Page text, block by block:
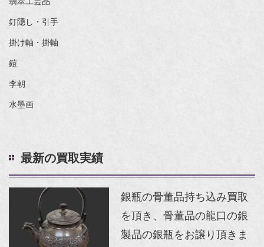
釘隠し・引手
掛け軸・掛軸
鎧
李朝
水墨画
最新の買取実績
銀瓶の骨董品持ち込み買取
を頂き、骨董品の龍口の銀
製品の銀瓶をお譲り頂きま